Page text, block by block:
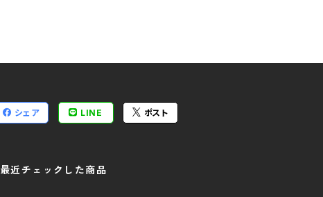
シェア LINE ポスト
最近チェックした商品